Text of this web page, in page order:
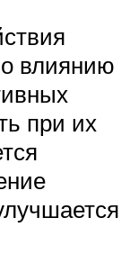
влиянию
при их